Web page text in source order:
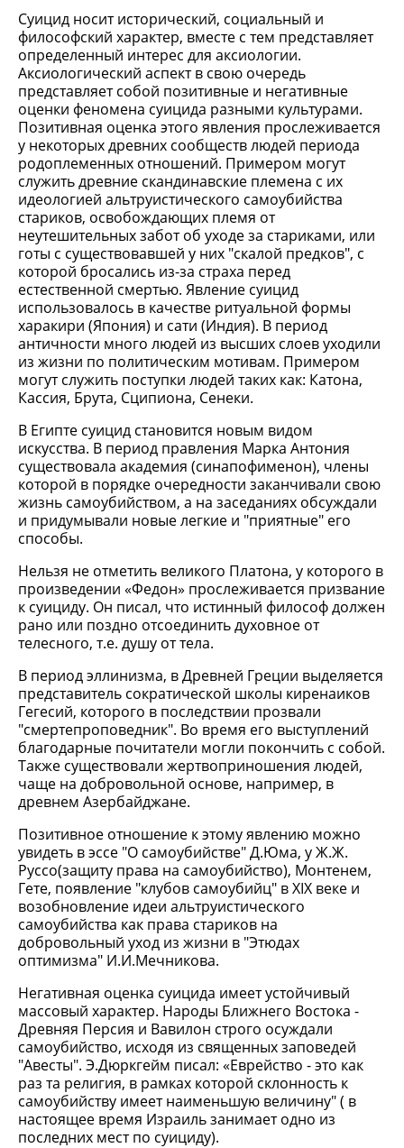
Суицид носит исторический, социальный и
философский характер, вместе с тем представляет
определенный интерес для аксиологии.
Аксиологический аспект в свою очередь
представляет собой позитивные и негативные
оценки феномена суицида разными культурами.
Позитивная оценка этого явления прослеживается
у некоторых древних сообществ людей периода
родоплеменных отношений. Примером могут
служить древние скандинавские племена с их
идеологией альтруистического самоубийства
стариков, освобождающих племя от
неутешительных забот об уходе за стариками, или
готы с существовавшей у них "скалой предков", с
которой бросались из-за страха перед
естественной смертью. Явление суицид
использовалось в качестве ритуальной формы
харакири (Япония) и сати (Индия). В период
античности много людей из высших слоев уходили
из жизни по политическим мотивам. Примером
могут служить поступки людей таких как: Катона,
Кассия, Брута, Сципиона, Сенеки.
В Египте суицид становится новым видом
искусства. В период правления Марка Антония
существовала академия (синапофименон), члены
которой в порядке очередности заканчивали свою
жизнь самоубийством, а на заседаниях обсуждали
и придумывали новые легкие и "приятные" его
способы.
Нельзя не отметить великого Платона, у которого в
произведении «Федон» прослеживается призвание
к суициду. Он писал, что истинный философ должен
рано или поздно отсоединить духовное от
телесного, т.е. душу от тела.
В период эллинизма, в Древней Греции выделяется
представитель сократической школы киренаиков
Гегесий, которого в последствии прозвали
"смертепроповедник". Во время его выступлений
благодарные почитатели могли покончить с собой.
Также существовали жертвоприношения людей,
чаще на добровольной основе, например, в
древнем Азербайджане.
Позитивное отношение к этому явлению можно
увидеть в эссе "О самоубийстве" Д.Юма, у Ж.Ж.
Руссо(защиту права на самоубийство), Монтенем,
Гете, появление "клубов самоубийц" в XIX веке и
возобновление идеи альтруистического
самоубийства как права стариков на
добровольный уход из жизни в "Этюдах
оптимизма" И.И.Мечникова.
Негативная оценка суицида имеет устойчивый
массовый характер. Народы Ближнего Востока -
Древняя Персия и Вавилон строго осуждали
самоубийство, исходя из священных заповедей
"Авесты". Э.Дюркгейм писал: «Еврейство - это как
раз та религия, в рамках которой склонность к
самоубийству имеет наименьшую величину" ( в
настоящее время Израиль занимает одно из
последних мест по суициду).